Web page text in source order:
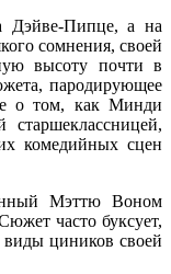
Дэйве-Пипце, а на
сомнения, своей
высоту почти в
пародирующее
о том, как Минди
старшеклассницей,
комедийных сцен
Мэттю Воном
часто буксует,
циников своей